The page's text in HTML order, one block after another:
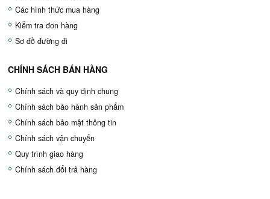
Các hình thức mua hàng
Kiểm tra đơn hàng
Sơ đồ đường đi
CHÍNH SÁCH BÁN HÀNG
Chính sách và quy định chung
Chính sách bảo hành sản phẩm
Chính sách bảo mật thông tin
Chính sách vận chuyển
Quy trình giao hàng
Chính sách đổi trả hàng